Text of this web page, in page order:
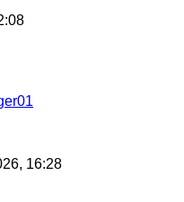
16:28